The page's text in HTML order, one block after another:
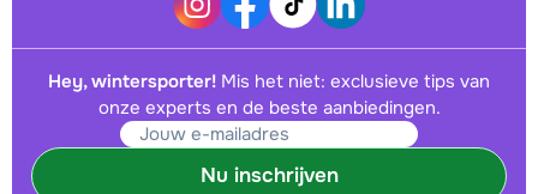
Hey, wintersporter! Mis het niet: exclusieve tips van
onze experts en de beste aanbiedingen.
Nu inschrijven